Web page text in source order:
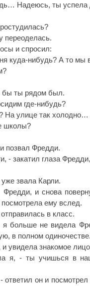
Надеюсь, ты успела
переоделась.
и спросил:
куда-нибудь? А то мы
бы ты рядом был.
где-нибудь?
На улице так холодно…
школы?
позвал Фредди.
- закатил глаза
звала Карли.
и снова
ему вслед.
в класс.
я больше не видела
в полном
увидела знакомое
я, - ты учишься в
он и